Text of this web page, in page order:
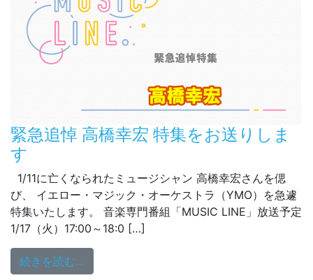
緊急追悼 高橋幸宏 特集をお送りしま
す
1/11に亡くなられたミュージシャン 高橋幸宏さんを偲
び、 イエロー・マジック・オーケストラ（YMO）を急遽
特集いたします。 音楽専門番組「MUSIC LINE」放送予定
1/17（火）17:00～18:0 […]
続きを読む…